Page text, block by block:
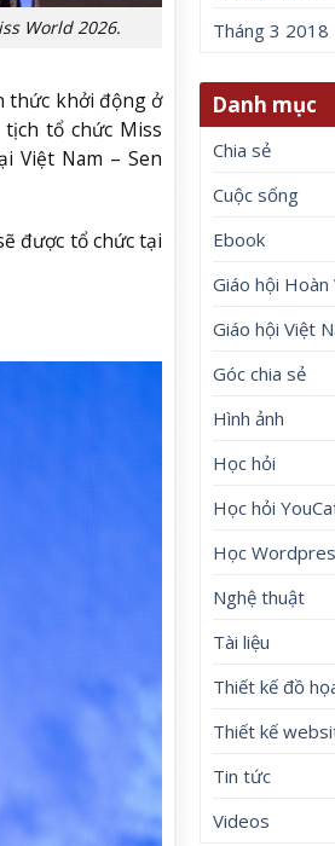
World 2026.
thức khởi động ở
tổ chức Miss
Việt Nam – Sen
được tổ chức tại
Tháng 3 2018
Danh mục
Chia sẻ
Cuộc sống
Ebook
Giáo hội Hoàn
Giáo hội Việt
Góc chia sẻ
Hình ảnh
Học hỏi
Học hỏi
Học
Nghệ thuật
Tài liệu
Thiết kế đồ
Thiết kế
Tin tức
Videos